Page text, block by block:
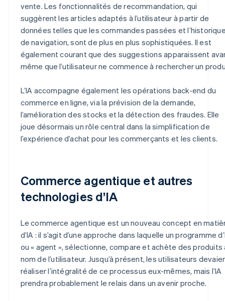
vente. Les fonctionnalités de recommandation, qui
suggèrent les articles adaptés à l’utilisateur à partir de
données telles que les commandes passées et
de navigation, sont de plus en plus sophistiquées. Il est
également courant que des suggestions apparaissent
même que l’utilisateur ne commence à rechercher un
L’IA accompagne également les opérations back-end du
commerce en ligne, via la prévision de la demande,
l’amélioration des stocks et la détection des fraudes. Elle
joue désormais un rôle central dans la simplification de
l’expérience d’achat pour les commerçants et les clients.
Commerce agentique et autres
technologies d’IA
Le commerce agentique est un nouveau concept en
d’IA : il s’agit d’une approche dans laquelle un programme
ou « agent », sélectionne, compare et achète des produits
nom de l’utilisateur. Jusqu’à présent, les utilisateurs
réaliser l’intégralité de ce processus eux-mêmes, mais l’IA
prendra probablement le relais dans un avenir proche.